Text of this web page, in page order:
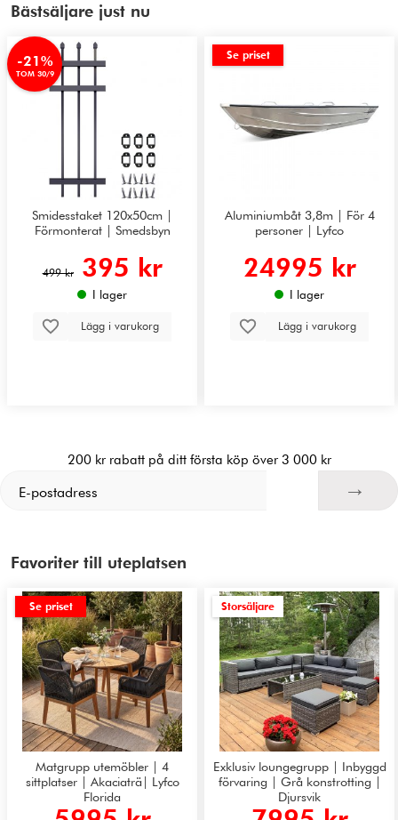
Bästsäljare just nu
-21%
TOM 30/9
Smidesstaket 120x50cm |
Förmonterat | Smedsbyn
499 kr 395 kr
I lager
Lägg i varukorg
Se priset
Aluminiumbåt 3,8m | För 4
personer | Lyfco
24995 kr
I lager
Lägg i varukorg
200 kr rabatt på ditt första köp över 3 000 kr
Favoriter till uteplatsen
Se priset
Matgrupp utemöbler | 4
sittplatser | Akaciaträ| Lyfco
Florida
Storsäljare
Exklusiv loungegrupp | Inbyggd
förvaring | Grå konstrotting |
Djursvik